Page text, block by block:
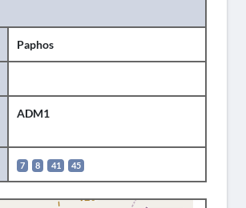
Paphos
ADM1
7 8 41 45